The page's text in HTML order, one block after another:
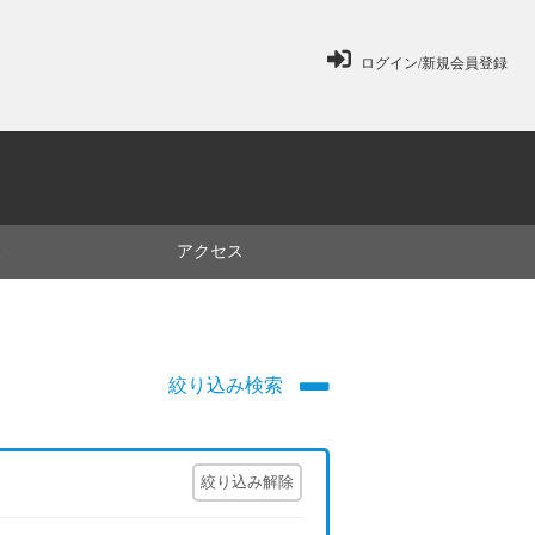
ログイン/新規会員登録
アクセス
絞り込み検索